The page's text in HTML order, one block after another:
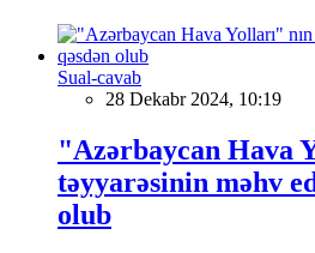
Sual-cavab
28 Dekabr 2024, 10:19
"Azərbaycan Hava
təyyarəsinin məhv
olub